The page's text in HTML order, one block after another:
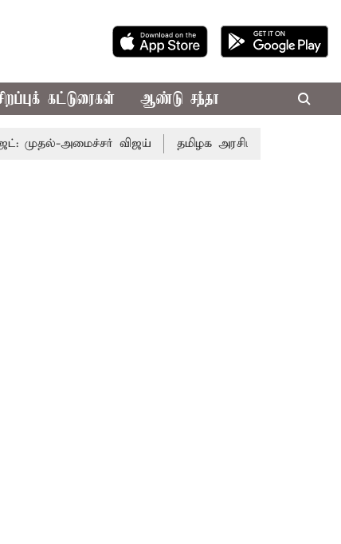
கட்டுரைகள் ஆண்டு சந்தா
அமைச்சர் விஜய் தமிழக அரசியலில் பரபரப்பு;